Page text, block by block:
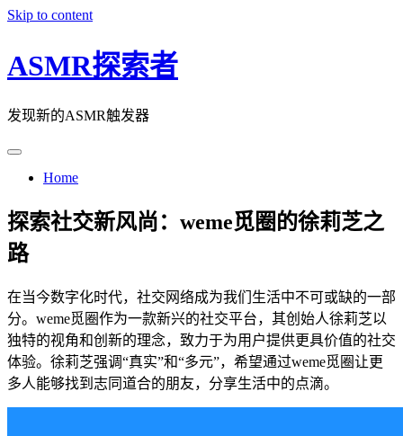
Skip to content
ASMR探索者
发现新的ASMR触发器
Home
探索社交新风尚：weme觅圈的徐莉芝之
路
在当今数字化时代，社交网络成为我们生活中不可或缺的一部
分。weme觅圈作为一款新兴的社交平台，其创始人徐莉芝以
独特的视角和创新的理念，致力于为用户提供更具价值的社交
体验。徐莉芝强调“真实”和“多元”，希望通过weme觅圈让更
多人能够找到志同道合的朋友，分享生活中的点滴。